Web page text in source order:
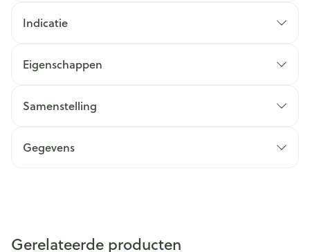
Indicatie
Eigenschappen
Samenstelling
Gegevens
Gerelateerde producten